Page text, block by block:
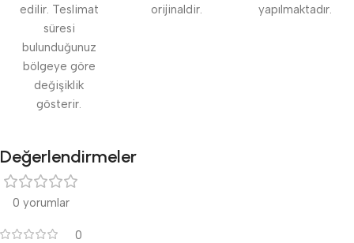
edilir. Teslimat
süresi
bulunduğunuz
bölgeye göre
değişiklik
gösterir.
orijinaldir.
yapılmaktadır.
Değerlendirmeler
0 yorumlar
0